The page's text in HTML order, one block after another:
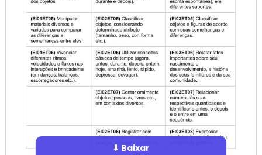
⬇ Baixar